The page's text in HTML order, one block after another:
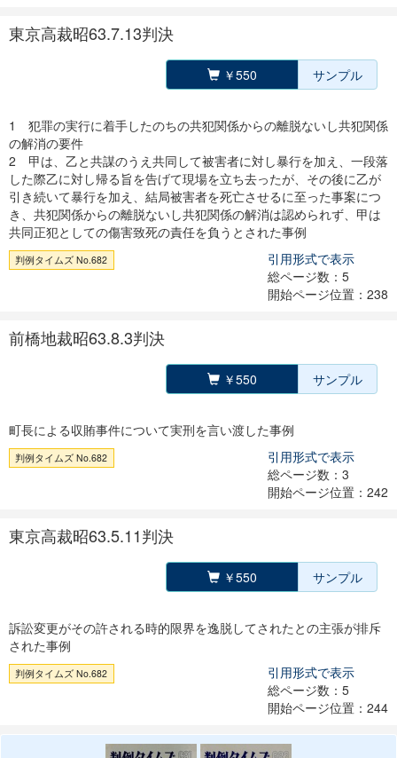
東京高裁昭63.7.13判決
￥550 サンプル
1 犯罪の実行に着手したのちの共犯関係からの離脱ないし共犯関係
の解消の要件
2 甲は、乙と共謀のうえ共同して被害者に対し暴行を加え、一段落
した際乙に対し帰る旨を告げて現場を立ち去ったが、その後に乙が
引き続いて暴行を加え、結局被害者を死亡させるに至った事案につ
き、共犯関係からの離脱ないし共犯関係の解消は認められず、甲は
共同正犯としての傷害致死の責任を負うとされた事例
判例タイムズ No.682
引用形式で表示
総ページ数：5
開始ページ位置：238
前橋地裁昭63.8.3判決
￥550 サンプル
町長による収賄事件について実刑を言い渡した事例
判例タイムズ No.682
引用形式で表示
総ページ数：3
開始ページ位置：242
東京高裁昭63.5.11判決
￥550 サンプル
訴訟変更がその許される時的限界を逸脱してされたとの主張が排斥
された事例
判例タイムズ No.682
引用形式で表示
総ページ数：5
開始ページ位置：244